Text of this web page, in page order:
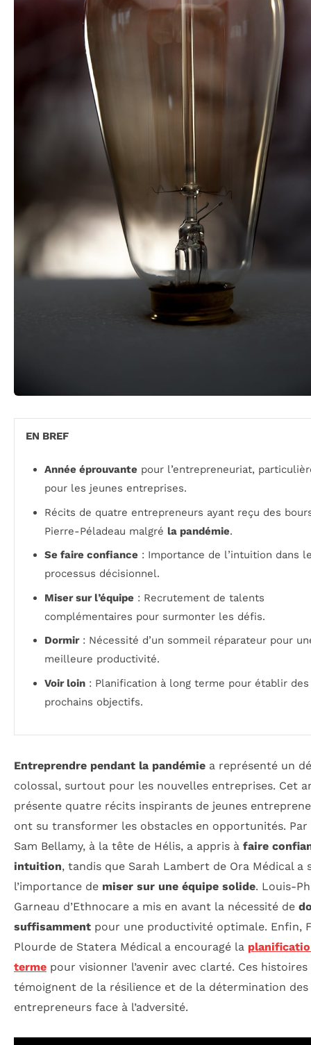
EN BREF
Année éprouvante pour l’entrepreneuriat,
pour les jeunes entreprises.
Récits de quatre entrepreneurs ayant reçu des
Pierre-Péladeau malgré la pandémie.
Se faire confiance : Importance de l’intuition dans
processus décisionnel.
Miser sur l’équipe : Recrutement de talents
complémentaires pour surmonter les défis.
Dormir: Nécessité d’un sommeil réparateur pour
meilleure productivité.
Voir loin : Planification à long terme pour établir des
prochains objectifs.
Entreprendre pendant la pandémie a représenté un
colossal, surtout pour les nouvelles entreprises. Cet
présente quatre récits inspirants de jeunes
ont su transformer les obstacles en opportunités. Par
Sam Bellamy, à la tête de Hélis, a appris à faire
intuition, tandis que Sarah Lambert de Ora Médical a
l’importance de miser sur une équipe solide. Louis-
Garneau d’Ethnocare a mis en avant la nécessité de
suffisamment pour une productivité optimale. Enfin,
Plourde de Statera Médical a encouragé la
terme pour visionner l’avenir avec clarté. Ces histoires
témoignent de la résilience et de la détermination des
entrepreneurs face à l’adversité.